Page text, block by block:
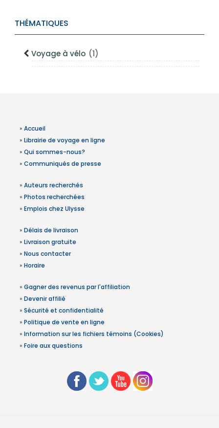
THÉMATIQUES
Voyage à vélo (1)
» Accueil
» Librairie de voyage en ligne
» Qui sommes-nous?
» Communiqués de presse
» Auteurs recherchés
» Photos recherchées
» Emplois chez Ulysse
» Délais de livraison
» Livraison gratuite
» Nous contacter
» Horaire
» Gagner des revenus par l'affiliation
» Devenir affilié
» Sécurité et confidentialité
» Politique de vente en ligne
» Information sur les fichiers témoins (Cookies)
» Foire aux questions